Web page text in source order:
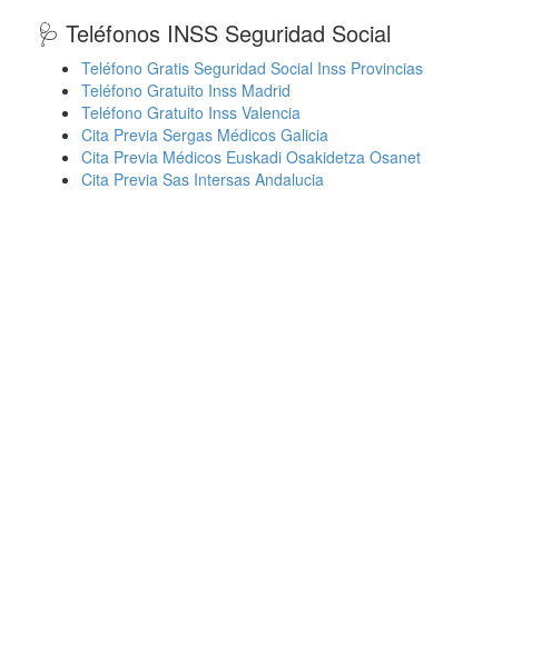
🩺 Teléfonos INSS Seguridad Social
Teléfono Gratis Seguridad Social Inss Provincias
Teléfono Gratuito Inss Madrid
Teléfono Gratuito Inss Valencia
Cita Previa Sergas Médicos Galicia
Cita Previa Médicos Euskadi Osakidetza Osanet
Cita Previa Sas Intersas Andalucia